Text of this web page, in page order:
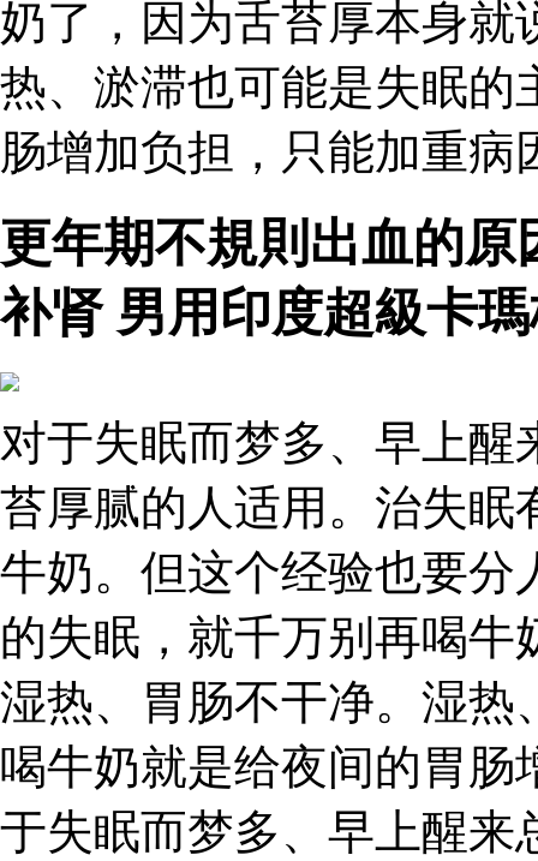
奶了，因为舌苔厚本身就
热、淤滞也可能是失眠的
肠增加负担，只能加重病
更年期不規則出血的
补肾 男用印度超級卡
对于失眠而梦多、早上
苔厚腻的人适用。治失眠
牛奶。但这个经验也要分
的失眠，就千万别再喝
湿热、胃肠不干净。湿热
喝牛奶就是给夜间的胃肠
于失眠而梦多、早上醒来